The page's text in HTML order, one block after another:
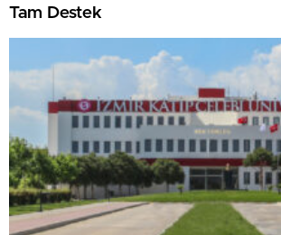
Tam Destek